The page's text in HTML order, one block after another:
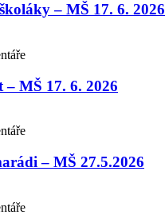
– MŠ 17. 6. 2026
MŠ 17. 6. 2026
– MŠ 27.5.2026